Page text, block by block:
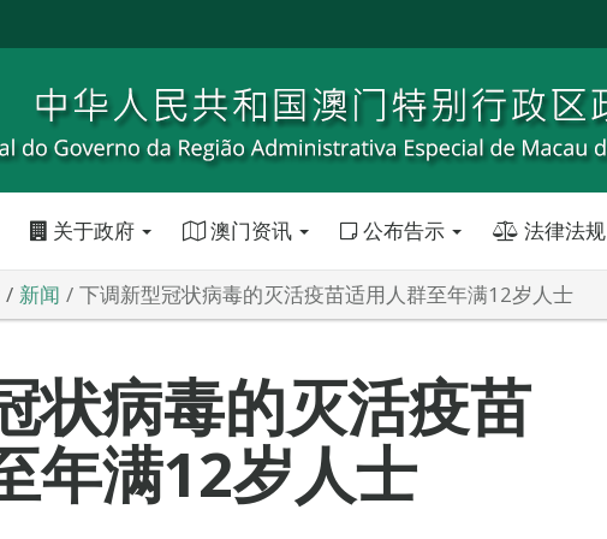
关于政府 澳门资讯 公布告示 法律法规
新闻 下调新型冠状病毒的灭活疫苗适用人群至年满12岁人士
状病毒的灭活疫苗
年满12岁人士